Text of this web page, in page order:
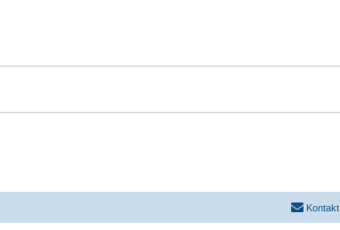
Kontakt